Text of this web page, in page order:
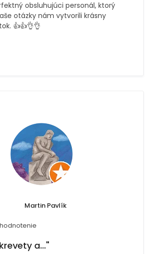
obsluhujúci personál, ktorý
otázky nám vytvorili krásny
👍👍👌👌
Martin Pavlík
a..."